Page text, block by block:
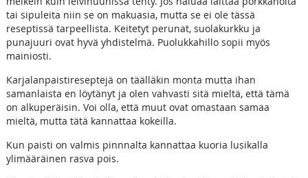
tai sipuleita niin se on makuasia, mutta se ei ole tässä
reseptissä tarpeellista. Keitetyt perunat, suolakurkku ja
punajuuri ovat hyvä yhdistelmä. Puolukkahillo sopii myös
mainiosti.
Karjalanpaistireseptejä on täälläkin monta mutta ihan
samanlaista en löytänyt ja olen vahvasti sitä mieltä, että tämä
on alkuperäisin. Voi olla, että muut ovat omastaan samaa
mieltä, mutta tätä kannattaa kokeilla.
Kun paisti on valmis pinnnalta kannattaa kuoria lusikalla
ylimääräinen rasva pois.